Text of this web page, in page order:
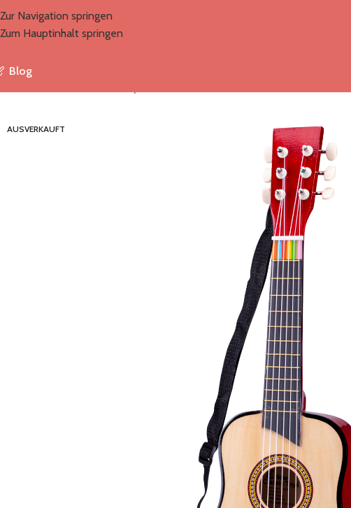
Zur Navigation springen
Zum Hauptinhalt springen
Blog
AUSVERKAUFT